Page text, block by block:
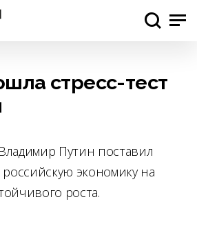
стресс-тест
Путин поставил
российскую экономику на
роста.